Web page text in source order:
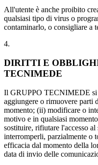
All'utente è anche proibito
qualsiasi tipo di virus o
contaminarlo, o consigliare a
4.
DIRITTI E
TECNIMEDE
Il GRUPPO TECNIMEDE si
aggiungere o rimuovere parti
momento; (ii) modificare o
motivo e in qualsiasi
sostituire, rifiutare l'accesso
interromperli, parzialmente o
efficacia dal momento della
data di invio delle